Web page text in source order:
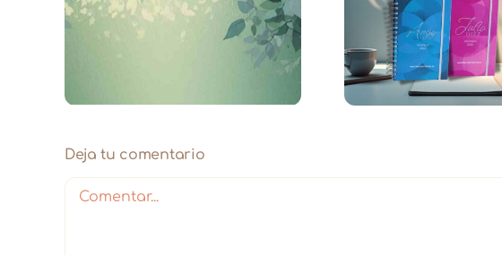
Agenda Mantras
Sustentables 2026
Bosque:
Deja tu comentario
Comentar